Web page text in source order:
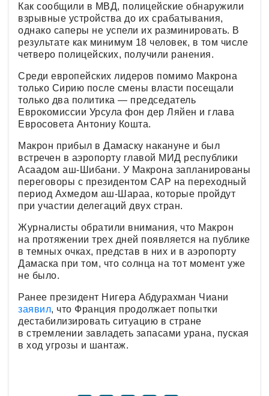
Как сообщили в МВД, полицейские обнаружили
взрывные устройства до их срабатывания,
однако саперы не успели их разминировать. В
результате как минимум 18 человек, в том числе
четверо полицейских, получили ранения.
Среди европейских лидеров помимо Макрона
только Сирию после смены власти посещали
только два политика — председатель
Еврокомиссии Урсула фон дер Ляйен и глава
Евросовета Антониу Кошта.
Макрон прибыл в Дамаску накануне и был
встречен в аэропорту главой МИД республики
Асаадом аш-Шибани. У Макрона запланированы
переговоры с президентом САР на переходный
период Ахмедом аш-Шараа, которые пройдут
при участии делегаций двух стран.
Журналисты обратили внимания, что Макрон
на протяжении трех дней появляется на публике
в темных очках, представ в них и в аэропорту
Дамаска при том, что солнца на тот момент уже
не было.
Ранее президент Нигера Абдурахман Чиани
заявил, что Франция продолжает попытки
дестабилизировать ситуацию в стране
в стремлении завладеть запасами урана, пуская
в ход угрозы и шантаж.